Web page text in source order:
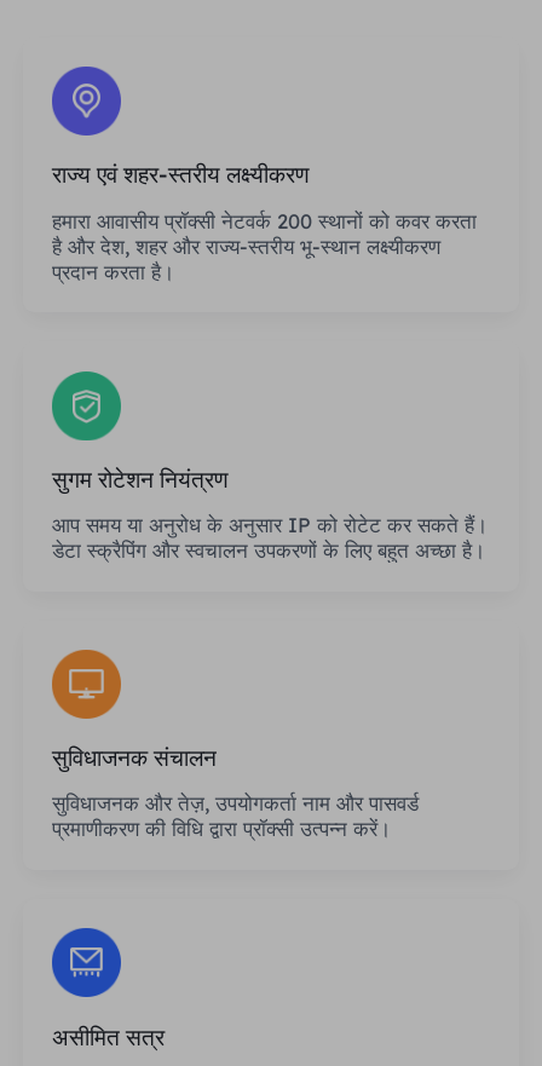
राज्य एवं शहर-स्तरीय लक्ष्यीकरण
हमारा आवासीय प्रॉक्सी नेटवर्क 200 स्थानों को कवर करता
है और देश, शहर और राज्य-स्तरीय भू-स्थान लक्ष्यीकरण
प्रदान करता है।
सुगम रोटेशन नियंत्रण
आप समय या अनुरोध के अनुसार IP को रोटेट कर सकते हैं।
डेटा स्क्रैपिंग और स्वचालन उपकरणों के लिए बहुत अच्छा है।
सुविधाजनक संचालन
सुविधाजनक और तेज़, उपयोगकर्ता नाम और पासवर्ड
प्रमाणीकरण की विधि द्वारा प्रॉक्सी उत्पन्न करें।
असीमित सत्र